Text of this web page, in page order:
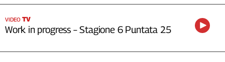
VIDEO TV
Work in progress – Stagione 6 Puntata 25